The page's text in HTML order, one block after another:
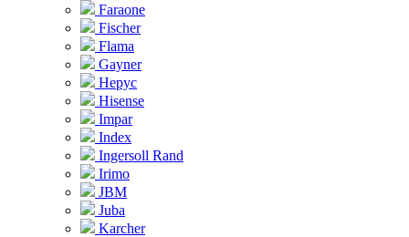
Faraone
Fischer
Flama
Gayner
Hepyc
Hisense
Impar
Index
Ingersoll Rand
Irimo
JBM
Juba
Karcher